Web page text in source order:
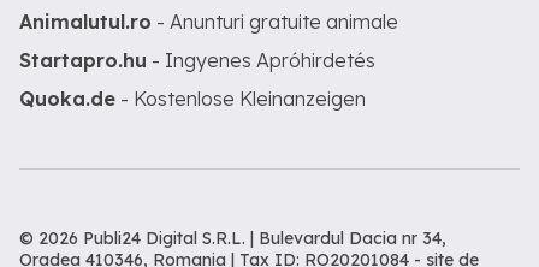
Animalutul.ro - Anunturi gratuite animale
Startapro.hu - Ingyenes Apróhirdetés
Quoka.de - Kostenlose Kleinanzeigen
© 2026 Publi24 Digital S.R.L. | Bulevardul Dacia nr 34,
Oradea 410346, Romania | Tax ID: RO20201084 - site de